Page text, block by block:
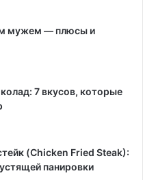
мужем — плюсы и
7 вкусов, которые
(Chicken Fried Steak):
панировки